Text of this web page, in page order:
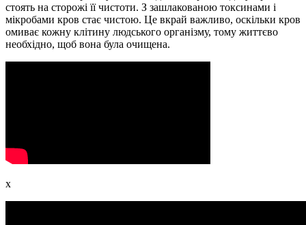
стоять на сторожі її чистоти. З зашлакованою токсинами і
мікробами кров стає чистою. Це вкрай важливо, оскільки кров
омиває кожну клітину людського організму, тому життєво
необхідно, щоб вона була очищена.
x